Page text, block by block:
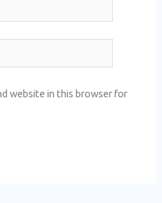
website in this browser for